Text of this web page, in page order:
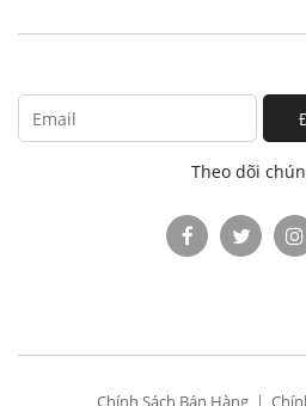
Theo dõi
Chính Sách Bán Hàng